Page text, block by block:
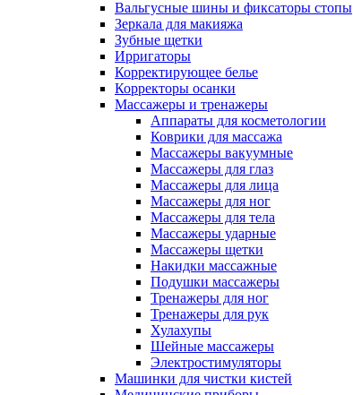
Вальгусные шины и фиксаторы стопы
Зеркала для макияжа
Зубные щетки
Ирригаторы
Корректирующее белье
Корректоры осанки
Массажеры и тренажеры
Аппараты для косметологии
Коврики для массажа
Массажеры вакуумные
Массажеры для глаз
Массажеры для лица
Массажеры для ног
Массажеры для тела
Массажеры ударные
Массажеры щетки
Накидки массажные
Подушки массажеры
Тренажеры для ног
Тренажеры для рук
Хулахупы
Шейные массажеры
Электростимуляторы
Машинки для чистки кистей